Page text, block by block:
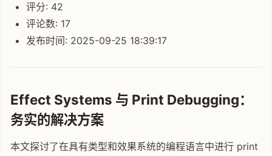
评分: 42
评论数: 17
发布时间: 2025-09-25 18:39:17
Effect Systems 与 Print Debugging：
务实的解决方案
本文探讨了在具有类型和效果系统的编程语言中进行 print